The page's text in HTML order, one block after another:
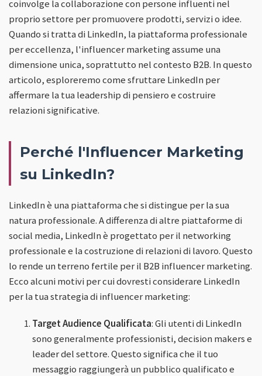
coinvolge la collaborazione con persone influenti nel
proprio settore per promuovere prodotti, servizi o idee.
Quando si tratta di LinkedIn, la piattaforma professionale
per eccellenza, l'influencer marketing assume una
dimensione unica, soprattutto nel contesto B2B. In questo
articolo, esploreremo come sfruttare LinkedIn per
affermare la tua leadership di pensiero e costruire
relazioni significative.
Perché l'Influencer Marketing
su LinkedIn?
LinkedIn è una piattaforma che si distingue per la sua
natura professionale. A differenza di altre piattaforme di
social media, LinkedIn è progettato per il networking
professionale e la costruzione di relazioni di lavoro. Questo
lo rende un terreno fertile per il B2B influencer marketing.
Ecco alcuni motivi per cui dovresti considerare LinkedIn
per la tua strategia di influencer marketing:
Target Audience Qualificata: Gli utenti di LinkedIn
sono generalmente professionisti, decision makers e
leader del settore. Questo significa che il tuo
messaggio raggiungerà un pubblico qualificato e